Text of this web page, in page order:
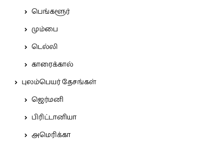
பெங்களூர்
மும்பை
டெல்லி
காரைக்கால்
புலம்பெயர் தேசங்கள்
ஜெர்மனி
பிரிட்டானியா
அமெரிக்கா